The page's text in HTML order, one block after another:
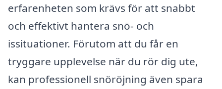
erfarenheten som krävs för att snabbt
och effektivt hantera snö- och
issituationer. Förutom att du får en
tryggare upplevelse när du rör dig ute,
kan professionell snöröjning även spara